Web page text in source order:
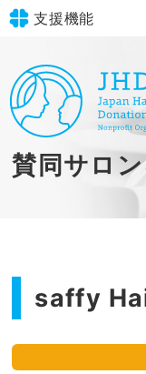
支援機能
文字サイズ 標準
やさしいにほ
in simple
賛同サロ
saffy